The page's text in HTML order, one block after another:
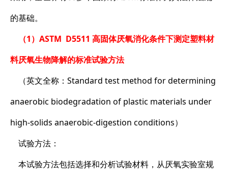
的基础。
（1）ASTM D5511 高固体厌氧消化条件下测定塑料材
料厌氧生物降解的标准试验方法
（英文全称：Standard test method for determining
anaerobic biodegradation of plastic materials under
high-solids anaerobic-digestion conditions）
试验方法：
本试验方法包括选择和分析试验材料，从厌氧实验室规